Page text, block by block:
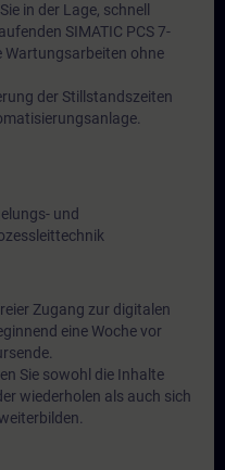
in der Lage, schnell
SIMATIC PCS 7-
Wartungsarbeiten ohne
der Stillstandszeiten
und
Zugang zur digitalen
eine Woche vor
Sie sowohl die Inhalte
wiederholen als auch sich